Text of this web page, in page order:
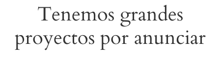
Tenemos grandes
proyectos por anunciar